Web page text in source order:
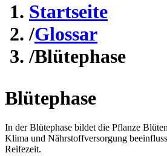
Startseite
/Glossar
/Blütephase
Blütephase
In der Blütephase bildet die Pflanze
Klima und Nährstoffversorgung
Reifezeit.